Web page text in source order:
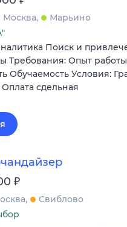
Москва
Марьино
Поиск и
Требования: Опыт
Обучаемость Условия:
сдельная
₽
Свиблово